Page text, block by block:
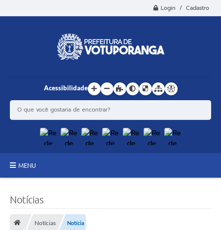
Login / Cadastro
Acessibilidade
MENU
A História
Notícias
Notícias Notícia